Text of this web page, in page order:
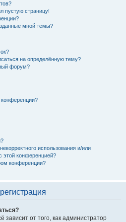
пустую страницу!
мной темы?
на определённую тему?
форум?
использования и/или
этой конференцией?
конференции?
зависит от того, как администратор